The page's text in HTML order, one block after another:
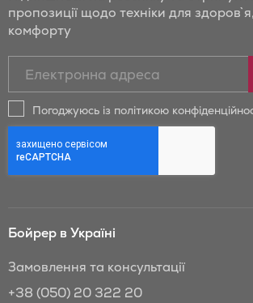
пропозиції щодо техніки для
комфорту
новини
та
Бойрер:
Погоджуюсь із політикою
Бойрер в Україні
Замовлення та консультації
+38 (050) 20 322 20